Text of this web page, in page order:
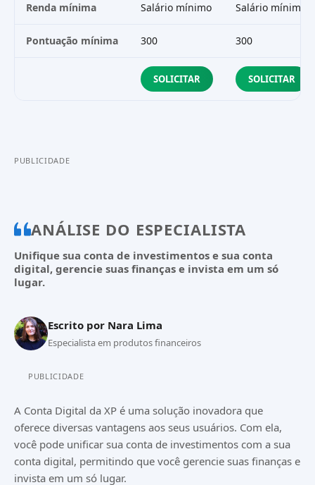
Renda mínima Salário mínimo Salário mínimo
Pontuação mínima 300 300
SOLICITAR SOLICITAR
PUBLICIDADE
ANÁLISE DO ESPECIALISTA
Unifique sua conta de investimentos e sua conta
digital, gerencie suas finanças e invista em um só
lugar.
Escrito por Nara Lima
Especialista em produtos financeiros
PUBLICIDADE
A Conta Digital da XP é uma solução inovadora que
oferece diversas vantagens aos seus usuários. Com ela,
você pode unificar sua conta de investimentos com a sua
conta digital, permitindo que você gerencie suas finanças e
invista em um só lugar.